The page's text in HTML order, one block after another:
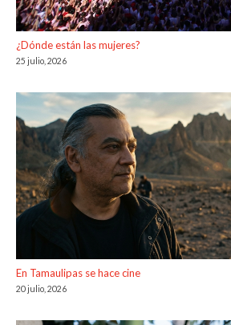
¿Dónde están las mujeres?
25 julio, 2026
En Tamaulipas se hace cine
20 julio, 2026